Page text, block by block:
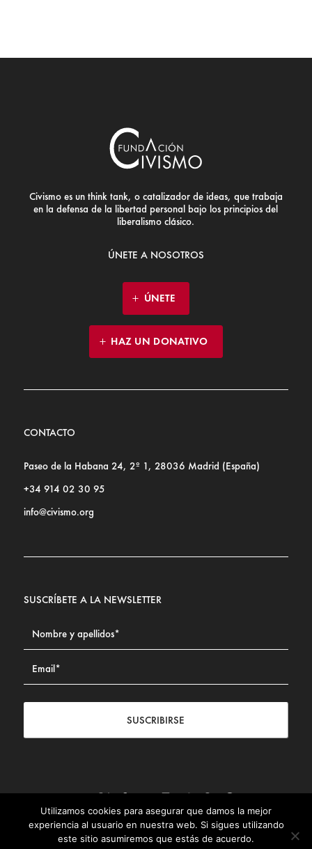
Civismo es un think tank, o catalizador de ideas, que trabaja
en la defensa de la libertad personal bajo los principios del
liberalismo clásico.
ÚNETE A NOSOTROS
ÚNETE
HAZ UN DONATIVO
CONTACTO
Paseo de la Habana 24, 2º 1, 28036 Madrid (España)
+34 914 02 30 95
info@civismo.org
SUSCRÍBETE A LA NEWSLETTER
SUSCRIBIRSE
Contacto|Aviso legal| Política de privacidad| Política de
Cookies
Utilizamos cookies para asegurar que damos la mejor
experiencia al usuario en nuestra web. Si sigues utilizando
este sitio asumiremos que estás de acuerdo.